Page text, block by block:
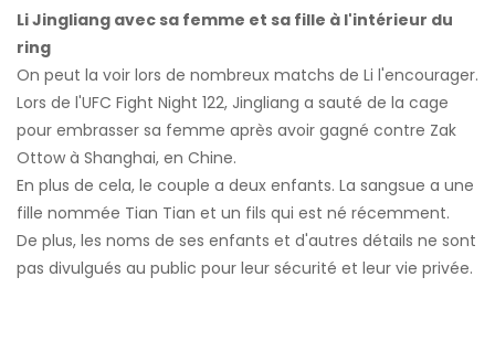
Li Jingliang avec sa femme et sa fille à l'intérieur du
ring
On peut la voir lors de nombreux matchs de Li l'encourager.
Lors de l'UFC Fight Night 122, Jingliang a sauté de la cage
pour embrasser sa femme après avoir gagné contre Zak
Ottow à Shanghai, en Chine.
En plus de cela, le couple a deux enfants. La sangsue a une
fille nommée Tian Tian et un fils qui est né récemment.
De plus, les noms de ses enfants et d'autres détails ne sont
pas divulgués au public pour leur sécurité et leur vie privée.